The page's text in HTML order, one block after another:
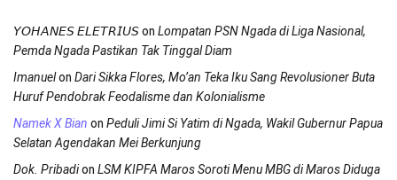
𝘠𝘖𝘏𝘈𝘕𝘌𝘚 𝘌𝘓𝘌𝘛𝘙𝘐𝘜𝘚on Lompatan PSN Ngada di Liga Nasional,
Pemda Ngada Pastikan Tak Tinggal Diam
Imanuelon Dari Sikka Flores, Mo’an Teka Iku Sang Revolusioner Buta
Huruf Pendobrak Feodalisme dan Kolonialisme
Namek X Bian on Peduli Jimi Si Yatim di Ngada, Wakil Gubernur Papua
Selatan Agendakan Mei Berkunjung
Dok. Pribadion LSM KIPFA Maros Soroti Menu MBG di Maros Diduga